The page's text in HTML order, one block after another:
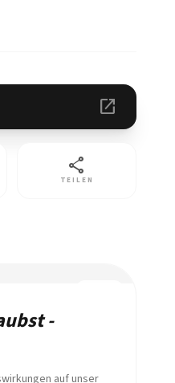
open_in_new
share
TEILEN
-
auf unser